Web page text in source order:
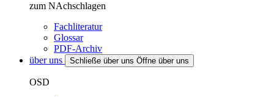
zum NAchschlagen
Fachliteratur
Glossar
PDF-Archiv
über uns
Schließe über uns Öffne über uns
OSD